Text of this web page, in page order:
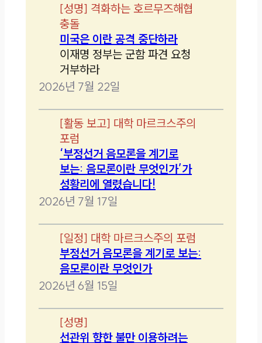
[성명] 격화하는 호르무즈해협
충돌
미국은 이란 공격 중단하라
이재명 정부는 군함 파견 요청
거부하라
2026년 7월 22일
[활동 보고] 대학 마르크스주의
포럼
‘부정선거 음모론을 계기로
보는: 음모론이란 무엇인가’가
성황리에 열렸습니다!
2026년 7월 17일
[일정] 대학 마르크스주의 포럼
부정선거 음모론을 계기로 보는:
음모론이란 무엇인가
2026년 6월 15일
[성명]
선관위 향한 불만 이용하려는